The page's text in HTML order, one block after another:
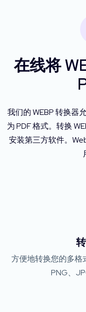
在线将
我们的 WEBP 转换器
为 PDF 格式。转换
安装第三方软件。
方便地转换您的多格
PNG、